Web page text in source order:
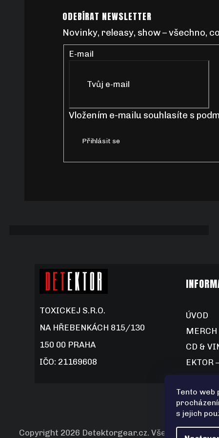
Tento web
s jejich
ODEBÍRAT NEWSLETTER
Novinky, releasy, show – všechno,
E-mail
Vložením e-mailu souhlasíte s
Přihlásit se
TOXICKEJ S.R.O.
NA HŘEBENKÁCH 815/130
150 00 PRAHA
IČO: 21169608
ÚVOD
MERCH
CD &
EKTOR
Copyright 2026 Detektorgear.cz. Všechna práva